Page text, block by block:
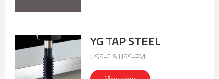
YG TAP STEEL
HSS-E & HSS-PM